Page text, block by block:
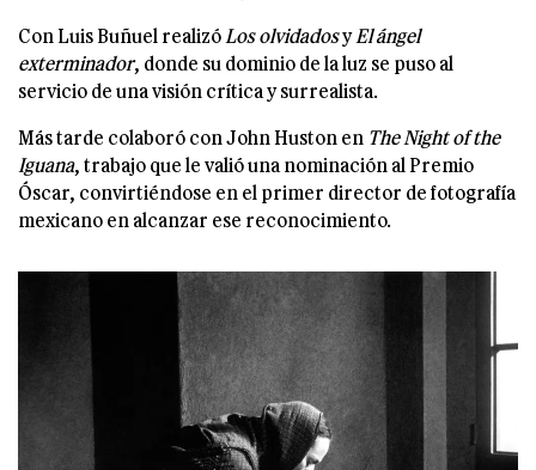
Con Luis Buñuel realizó Los olvidadosy El ángel
exterminador, donde su dominio de la luz se puso al
servicio de una visión crítica y surrealista.
Más tarde colaboró con John Huston en The Night of the
Iguana, trabajo que le valió una nominación al Premio
Óscar, convirtiéndose en el primer director de fotografía
mexicano en alcanzar ese reconocimiento.